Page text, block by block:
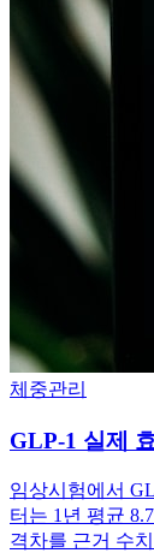
체중관리
GLP-1 실제
임상시험에서
터는 1년 평균
격차를 근거 수